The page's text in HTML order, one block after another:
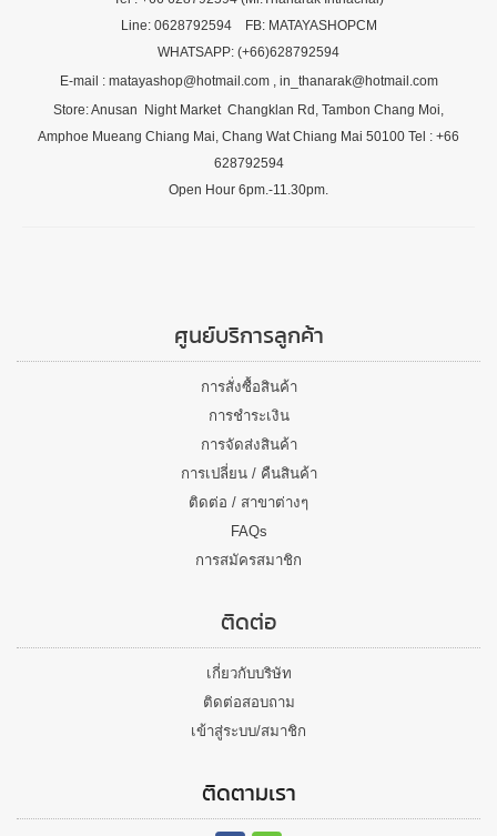
Line: 0628792594 FB: MATAYASHOPCM
WHATSAPP: (+66)628792594
E-mail : matayashop@hotmail.com , in_thanarak@hotmail.com
Store: Anusan Night Market Changklan Rd, Tambon Chang Moi,
Amphoe Mueang Chiang Mai, Chang Wat Chiang Mai 50100 Tel : +66
628792594
Open Hour 6pm.-11.30pm.
ศูนย์บริการลูกค้า
การสั่งซื้อสินค้า
การชำระเงิน
การจัดส่งสินค้า
การเปลี่ยน / คืนสินค้า
ติดต่อ / สาขาต่างๆ
FAQs
การสมัครสมาชิก
ติดต่อ
เกี่ยวกับบริษัท
ติดต่อสอบถาม
เข้าสู่ระบบ/สมาชิก
ติดตามเรา